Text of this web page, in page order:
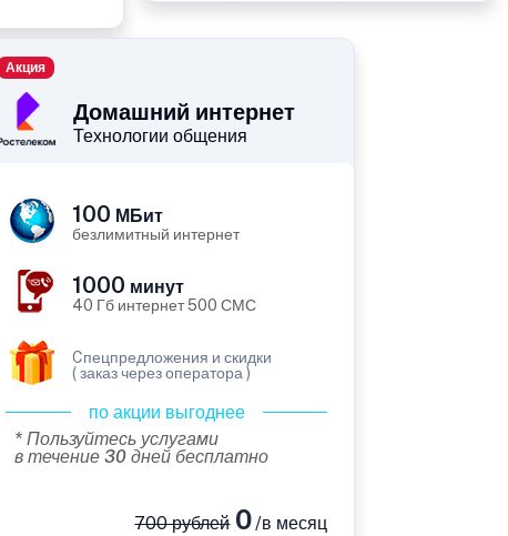
Домашний интернет
Технологии общения
Акция
100 МБит
безлимитный интернет
1000 минут
40 Гб интернет 500 СМС
Cпецпредложения и скидки
( заказ через оператора )
по акции выгоднее
* Пользуйтесь услугами
в течение 30 дней бесплатно
700 рублей0/в месяц